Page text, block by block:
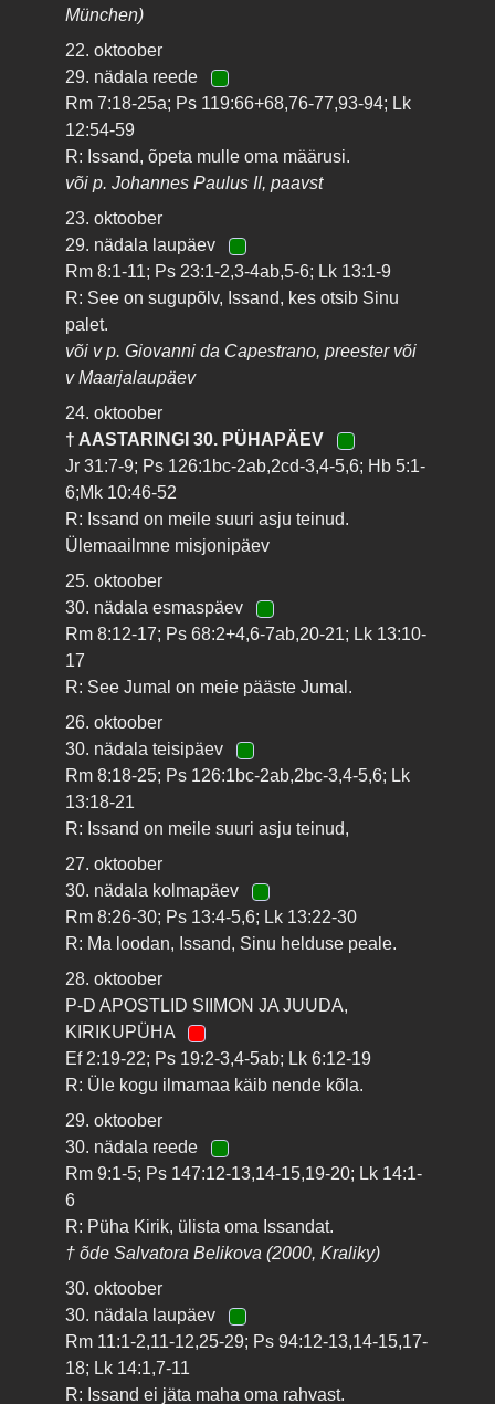
München)
22. oktoober
29. nädala reede
Rm 7:18-25a; Ps 119:66+68,76-77,93-94; Lk
12:54-59
R: Issand, õpeta mulle oma määrusi.
või p. Johannes Paulus II, paavst
23. oktoober
29. nädala laupäev
Rm 8:1-11; Ps 23:1-2,3-4ab,5-6; Lk 13:1-9
R: See on sugupõlv, Issand, kes otsib Sinu
palet.
või v p. Giovanni da Capestrano, preester või
v Maarjalaupäev
24. oktoober
† AASTARINGI 30. PÜHAPÄEV
Jr 31:7-9; Ps 126:1bc-2ab,2cd-3,4-5,6; Hb 5:1-
6;Mk 10:46-52
R: Issand on meile suuri asju teinud.
Ülemaailmne misjonipäev
25. oktoober
30. nädala esmaspäev
Rm 8:12-17; Ps 68:2+4,6-7ab,20-21; Lk 13:10-
17
R: See Jumal on meie pääste Jumal.
26. oktoober
30. nädala teisipäev
Rm 8:18-25; Ps 126:1bc-2ab,2bc-3,4-5,6; Lk
13:18-21
R: Issand on meile suuri asju teinud,
27. oktoober
30. nädala kolmapäev
Rm 8:26-30; Ps 13:4-5,6; Lk 13:22-30
R: Ma loodan, Issand, Sinu helduse peale.
28. oktoober
P-D APOSTLID SIIMON JA JUUDA,
KIRIKUPÜHA
Ef 2:19-22; Ps 19:2-3,4-5ab; Lk 6:12-19
R: Üle kogu ilmamaa käib nende kõla.
29. oktoober
30. nädala reede
Rm 9:1-5; Ps 147:12-13,14-15,19-20; Lk 14:1-
6
R: Püha Kirik, ülista oma Issandat.
† õde Salvatora Belikova (2000, Kraliky)
30. oktoober
30. nädala laupäev
Rm 11:1-2,11-12,25-29; Ps 94:12-13,14-15,17-
18; Lk 14:1,7-11
R: Issand ei jäta maha oma rahvast.